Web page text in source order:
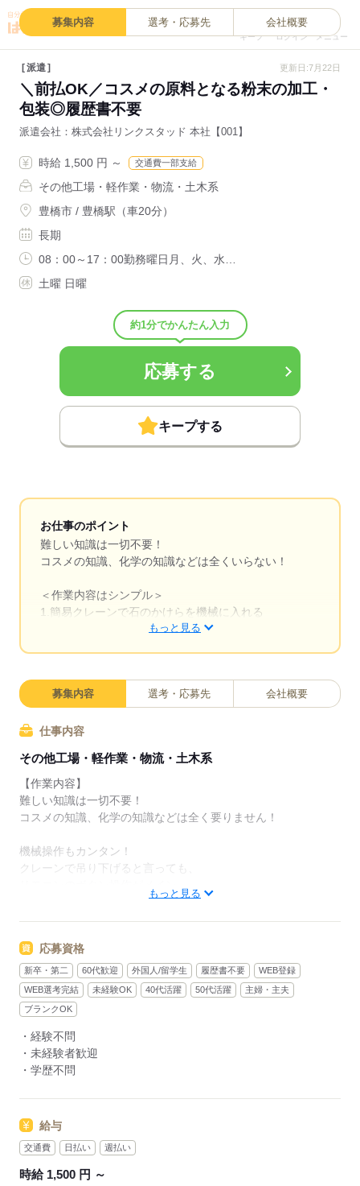
キープ ログイン メニュー
募集内容 選考・応募先 会社概要
派遣 更新日:7月22日
＼前払OK／コスメの原料となる粉末の加工・
包装◎履歴書不要
派遣会社 株式会社リンクスタッド 本社【001】
時給 1,500 円 ～ 交通費一部支給
その他工場・軽作業・物流・土木系
豊橋市 / 豊橋駅（車20分）
長期
08：00～17：00勤務曜日月、火、水…
土曜 日曜
約1分でかんたん入力
応募する
キープする
お仕事のポイント
難しい知識は一切不要！
コスメの知識、化学の知識などは全くいらない！
＜作業内容はシンプル＞
1.簡易クレーンで石のかけらを機械に入れる
もっと見る
募集内容 選考・応募先 会社概要
仕事内容
その他工場・軽作業・物流・土木系
【作業内容】
難しい知識は一切不要！
コスメの知識、化学の知識などは全く要りません！
機械操作もカンタン！
クレーンで吊り下げると言っても、
難しい運転や設定はありません。
今働いているスタッフも、ほとんどが未経験からのスタートで
す
＜作業内容はシンプル＞
1.簡易クレーンを使って
石のかけらを機械に入れる
2.機械が粉砕
3.乾燥機に入れる
少しでも興味がございましたら、
お気軽にご連絡ください。
「自分にできるかな？」
という相談だけでも大歓迎です！
もっと見る
応募資格
新卒・第二 60代歓迎 外国人/留学生 履歴書不要
WEB登録
WEB選考完結
未経験OK 40代活躍 50代活躍
主婦・主夫
ブランクOK
・経験不問
・未経験者歓迎
・学歴不問
給与
交通費 日払い 週払い
時給 1,500 円 ～